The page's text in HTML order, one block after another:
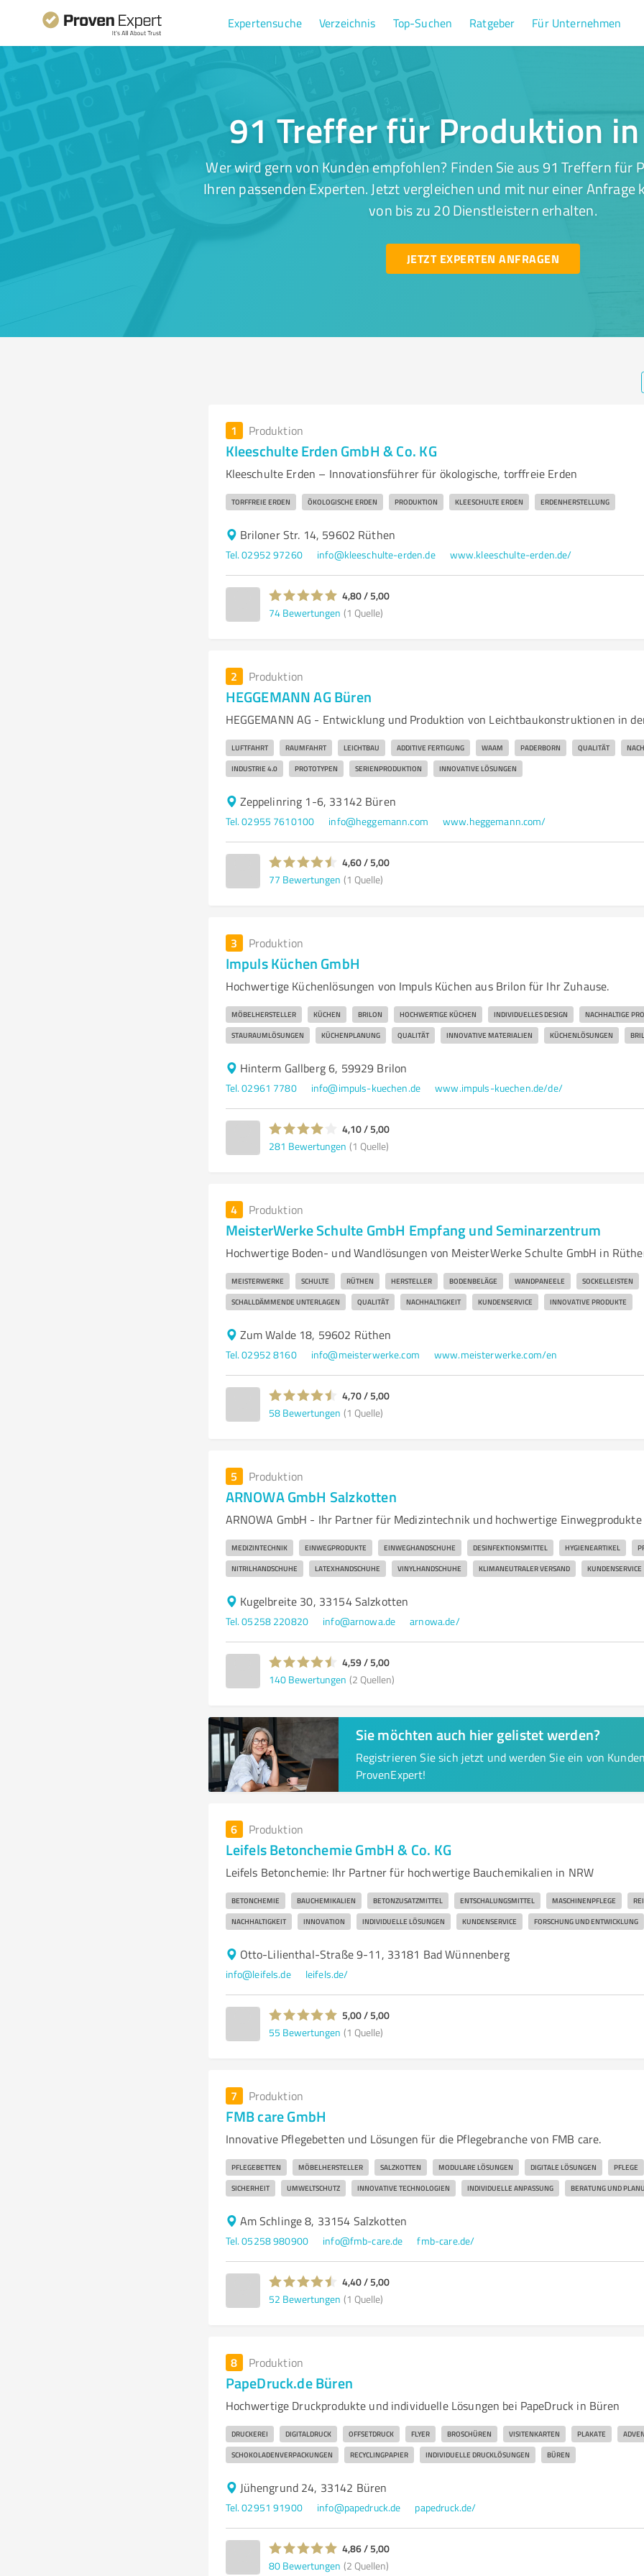
Expertensuche Verzeichnis Top-Suchen Ratgeber Für Unternehmen
91 Treffer für Produktion
Wer wird gern von Kunden empfohlen? Finden Sie aus 91 Treffern für
Ihren passenden Experten. Jetzt vergleichen und mit nur einer Anfrage
von bis zu 20 Dienstleistern erhalten.
JETZT EXPERTEN ANFRAGEN
1 Produktion
Kleeschulte Erden GmbH & Co. KG
Kleeschulte Erden – Innovationsführer für ökologische, torffreie Erden
TORFFREIE ERDEN ÖKOLOGISCHE ERDEN PRODUKTION KLEESCHULTE ERDEN ERDENHERSTELLUNG
Briloner Str. 14, 59602 Rüthen
Tel. 02952 97260 info@kleeschulte-erden.de www.kleeschulte-erden.de/
4,80 / 5,00
74 Bewertungen (1 Quelle)
2 Produktion
HEGGEMANN AG Büren
HEGGEMANN AG - Entwicklung und Produktion von Leichtbaukonstruktionen in
LUFTFAHRT RAUMFAHRT LEICHTBAU ADDITIVE FERTIGUNG WAAM PADERBORN QUALITÄT
INDUSTRIE 4.0 PROTOTYPEN SERIENPRODUKTION INNOVATIVE LÖSUNGEN
Zeppelinring 1-6, 33142 Büren
Tel. 02955 7610100 info@heggemann.com www.heggemann.com/
4,60 / 5,00
77 Bewertungen (1 Quelle)
3 Produktion
Impuls Küchen GmbH
Hochwertige Küchenlösungen von Impuls Küchen aus Brilon für Ihr Zuhause.
MÖBELHERSTELLER KÜCHEN BRILON HOCHWERTIGE KÜCHEN INDIVIDUELLES DESIGN NACHHALTIGE
STAURAUMLÖSUNGEN KÜCHENPLANUNG QUALITÄT INNOVATIVE MATERIALIEN KÜCHENLÖSUNGEN
Hinterm Gallberg 6, 59929 Brilon
Tel. 02961 7780 info@impuls-kuechen.de www.impuls-kuechen.de/de/
4,10 / 5,00
281 Bewertungen (1 Quelle)
4 Produktion
MeisterWerke Schulte GmbH Empfang und Seminarzentrum
Hochwertige Boden- und Wandlösungen von MeisterWerke Schulte GmbH in
MEISTERWERKE SCHULTE RÜTHEN HERSTELLER BODENBELÄGE WANDPANEELE SOCKELLEISTEN
SCHALLDÄMMENDE UNTERLAGEN QUALITÄT NACHHALTIGKEIT KUNDENSERVICE INNOVATIVE PRODUKTE
Zum Walde 18, 59602 Rüthen
Tel. 02952 8160 info@meisterwerke.com www.meisterwerke.com/en
4,70 / 5,00
58 Bewertungen (1 Quelle)
5 Produktion
ARNOWA GmbH Salzkotten
ARNOWA GmbH - Ihr Partner für Medizintechnik und hochwertige Einwegprodukte
MEDIZINTECHNIK EINWEGPRODUKTE EINWEGHANDSCHUHE DESINFEKTIONSMITTEL HYGIENEARTIKEL
NITRILHANDSCHUHE LATEXHANDSCHUHE VINYLHANDSCHUHE KLIMANEUTRALER VERSAND KUNDENSERVICE
Kugelbreite 30, 33154 Salzkotten
Tel. 05258 220820 info@arnowa.de arnowa.de/
4,59 / 5,00
140 Bewertungen (2 Quellen)
Sie möchten auch hier gelistet werden?
Registrieren Sie sich jetzt und werden Sie ein von
ProvenExpert!
6 Produktion
Leifels Betonchemie GmbH & Co. KG
Leifels Betonchemie: Ihr Partner für hochwertige Bauchemikalien in NRW
BETONCHEMIE BAUCHEMIKALIEN BETONZUSATZMITTEL ENTSCHALUNGSMITTEL MASCHINENPFLEGE
NACHHALTIGKEIT INNOVATION INDIVIDUELLE LÖSUNGEN KUNDENSERVICE FORSCHUNG UND ENTWICKLUNG
Otto-Lilienthal-Straße 9-11, 33181 Bad Wünnenberg
info@leifels.de leifels.de/
5,00 / 5,00
55 Bewertungen (1 Quelle)
7 Produktion
FMB care GmbH
Innovative Pflegebetten und Lösungen für die Pflegebranche von FMB care.
PFLEGEBETTEN MÖBELHERSTELLER SALZKOTTEN MODULARE LÖSUNGEN DIGITALE LÖSUNGEN PFLEGE
SICHERHEIT UMWELTSCHUTZ INNOVATIVE TECHNOLOGIEN INDIVIDUELLE ANPASSUNG BERATUNG UND
Am Schlinge 8, 33154 Salzkotten
Tel. 05258 980900 info@fmb-care.de fmb-care.de/
4,40 / 5,00
52 Bewertungen (1 Quelle)
8 Produktion
PapeDruck.de Büren
Hochwertige Druckprodukte und individuelle Lösungen bei PapeDruck in Büren
DRUCKEREI DIGITALDRUCK OFFSETDRUCK FLYER BROSCHÜREN VISITENKARTEN PLAKATE
SCHOKOLADENVERPACKUNGEN RECYCLINGPAPIER INDIVIDUELLE DRUCKLÖSUNGEN BÜREN
Jühengrund 24, 33142 Büren
Tel. 02951 91900 info@papedruck.de papedruck.de/
4,86 / 5,00
80 Bewertungen (2 Quellen)